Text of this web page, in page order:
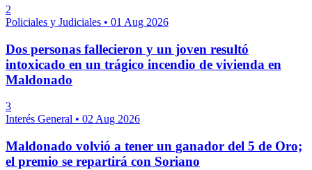
2
Policiales y Judiciales • 01 Aug 2026
Dos personas fallecieron y un joven resultó
intoxicado en un trágico incendio de vivienda en
Maldonado
3
Interés General • 02 Aug 2026
Maldonado volvió a tener un ganador del 5 de Oro;
el premio se repartirá con Soriano